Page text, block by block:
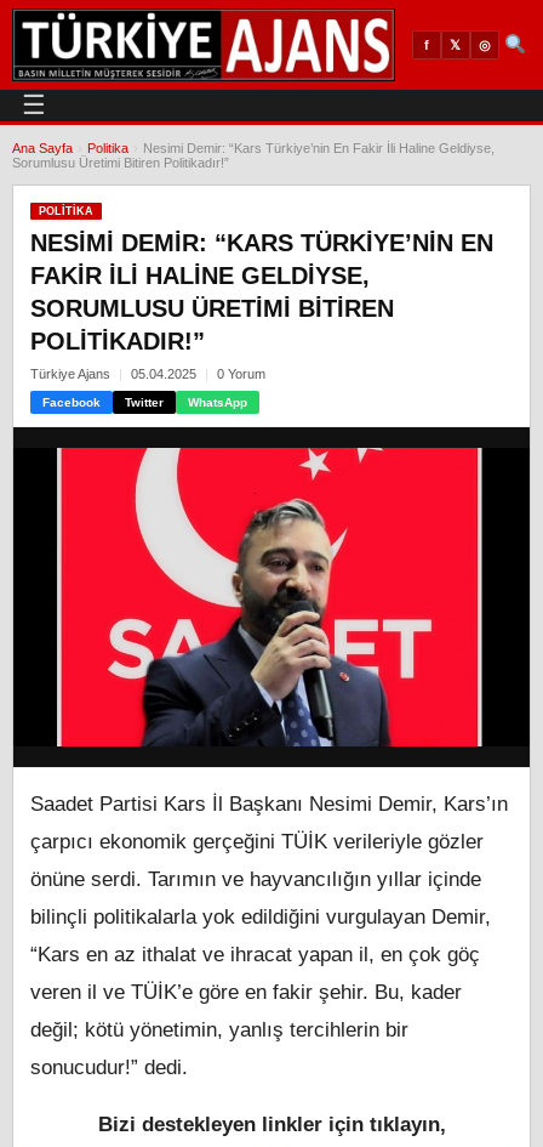
f 𝕏 ◎
☰
Ana Sayfa Politika
Nesimi Demir: “Kars Türkiye’nin En Fakir İli Haline Geldiyse,
Sorumlusu Üretimi Bitiren Politikadır!”
POLITIKA
NESIMI DEMIR: “KARS TÜRKIYE’NIN EN
FAKIR İLI HALINE GELDIYSE,
SORUMLUSU ÜRETIMI BITIREN
POLITIKADIR!”
Türkiye Ajans 05.04.2025 0 Yorum
Facebook Twitter WhatsApp
Saadet Partisi Kars İl Başkanı Nesimi Demir, Kars’ın
çarpıcı ekonomik gerçeğini TÜİK verileriyle gözler
önüne serdi. Tarımın ve hayvancılığın yıllar içinde
bilinçli politikalarla yok edildiğini vurgulayan Demir,
“Kars en az ithalat ve ihracat yapan il, en çok göç
veren il ve TÜİK’e göre en fakir şehir. Bu, kader
değil; kötü yönetimin, yanlış tercihlerin bir
sonucudur!” dedi.
Bizi destekleyen linkler için tıklayın,